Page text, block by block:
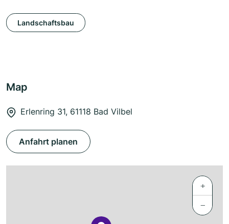
Landschaftsbau
Map
Erlenring 31, 61118 Bad Vilbel
Anfahrt planen
+
−